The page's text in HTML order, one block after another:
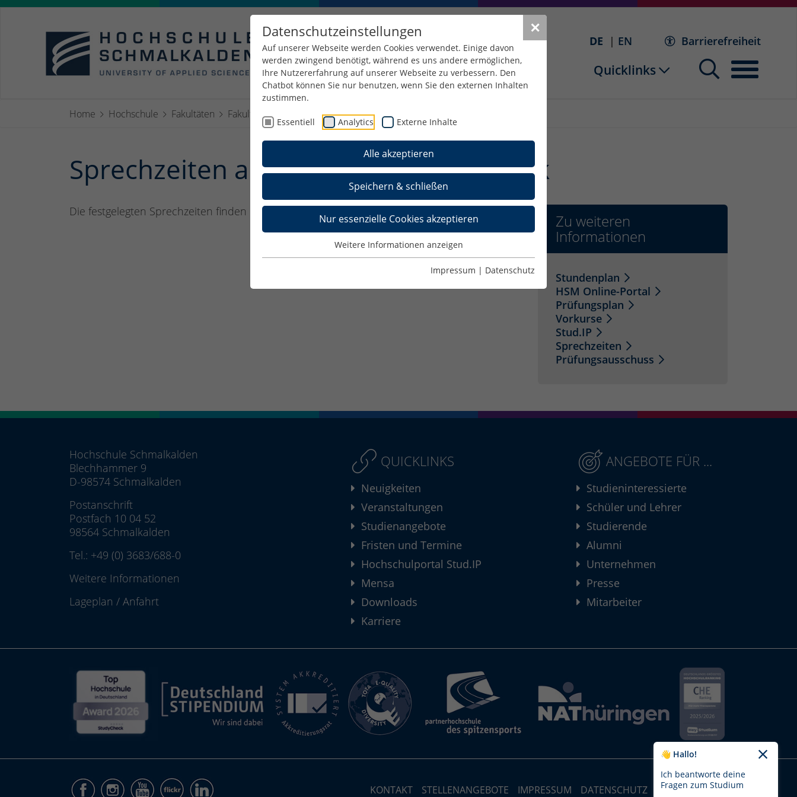
✕
Datenschutzeinstellungen
Auf unserer Webseite werden Cookies verwendet. Einige davon
werden zwingend benötigt, während es uns andere ermöglichen,
Ihre Nutzererfahrung auf unserer Webseite zu verbessern. Den
Chatbot können Sie nur benutzen, wenn Sie den externen Inhalten
zustimmen.
Essentiell Analytics Externe Inhalte
Alle akzeptieren
Speichern & schließen
Nur essenzielle Cookies akzeptieren
Weitere Informationen anzeigen
Impressum | Datenschutz
DE EN Barrierefreiheit
Quicklinks
Home Hochschule Fakultäten Fakultät Informatik Studium Studienorganisation
Sprechzeiten an der Fakultät Informatik
Die festgelegten Sprechzeiten finden Sie im Zu weiteren
Informationen
Stundenplan
HSM Online-Portal
Prüfungsplan
Vorkurse
Stud.IP
Sprechzeiten
Prüfungsausschuss
Hochschule Schmalkalden
Blechhammer 9
D-98574 Schmalkalden
Postanschrift
Postfach 10 04 52
98564 Schmalkalden
Tel.: +49 (0) 3683/688-0
Weitere Informationen
Lageplan / Anfahrt
QUICKLINKS
Neuigkeiten
Veranstaltungen
Studienangebote
Fristen und Termine
Hochschulportal Stud.IP
Mensa
Downloads
Karriere
ANGEBOTE FÜR ...
Studieninteressierte
Schüler und Lehrer
Studierende
Alumni
Unternehmen
Presse
Mitarbeiter
KONTAKT STELLENANGEBOTE IMPRESSUM DATENSCHUTZ STRUKTUR-MAP
👋 Hallo!
Ich beantworte deine
Fragen zum Studium